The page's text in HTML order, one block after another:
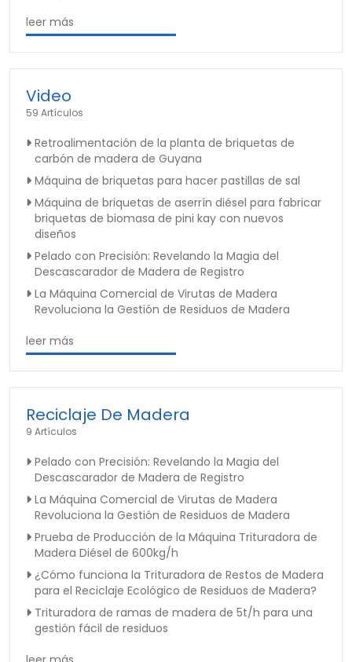
leer más
Video
59 Artículos
Retroalimentación de la planta de briquetas de
carbón de madera de Guyana
Máquina de briquetas para hacer pastillas de sal
Máquina de briquetas de aserrín diésel para fabricar
briquetas de biomasa de pini kay con nuevos
diseños
Pelado con Precisión: Revelando la Magia del
Descascarador de Madera de Registro
La Máquina Comercial de Virutas de Madera
Revoluciona la Gestión de Residuos de Madera
leer más
Reciclaje De Madera
9 Artículos
Pelado con Precisión: Revelando la Magia del
Descascarador de Madera de Registro
La Máquina Comercial de Virutas de Madera
Revoluciona la Gestión de Residuos de Madera
Prueba de Producción de la Máquina Trituradora de
Madera Diésel de 600kg/h
¿Cómo funciona la Trituradora de Restos de Madera
para el Reciclaje Ecológico de Residuos de Madera?
Trituradora de ramas de madera de 5t/h para una
gestión fácil de residuos